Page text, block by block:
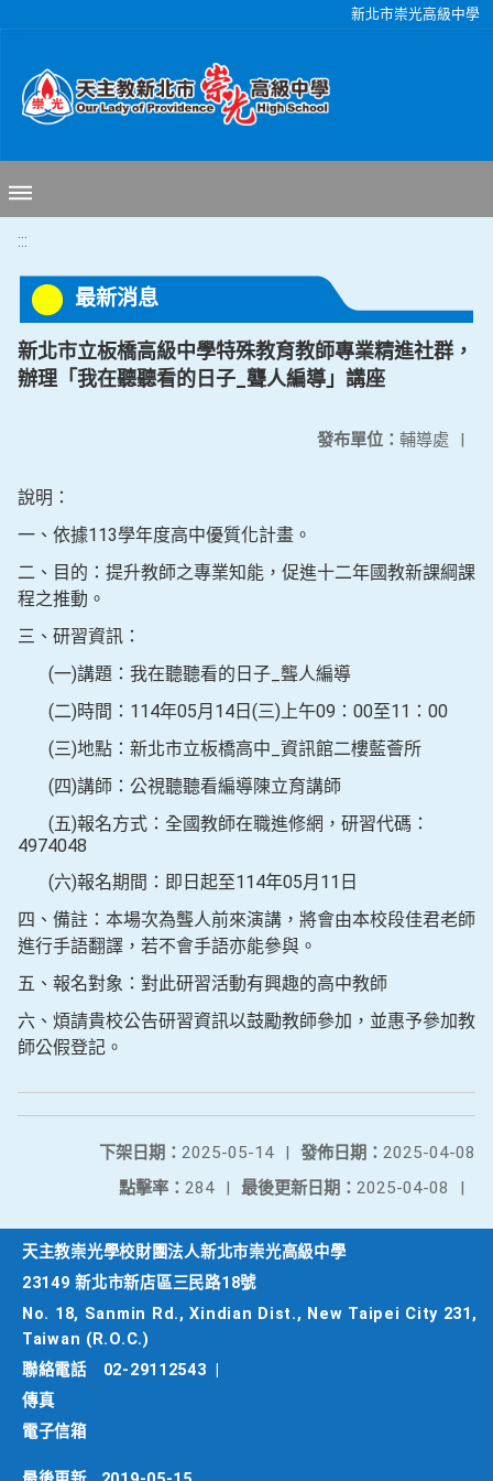
新北市崇光高級中學
:::
最新消息
新北市立板橋高級中學特殊教育教師專業精進社群，
辦理「我在聽聽看的日子_聾人編導」講座
發布單位： 輔導處 |
說明：
一、依據113學年度高中優質化計畫。
二、目的：提升教師之專業知能，促進十二年國教新課綱課
程之推動。
三、研習資訊：
(一)講題：我在聽聽看的日子_聾人編導
(二)時間：114年05月14日(三)上午09：00至11：00
(三)地點：新北市立板橋高中_資訊館二樓藍薈所
(四)講師：公視聽聽看編導陳立育講師
(五)報名方式：全國教師在職進修網，研習代碼：
4974048
(六)報名期間：即日起至114年05月11日
四、備註：本場次為聾人前來演講，將會由本校段佳君老師
進行手語翻譯，若不會手語亦能參與。
五、報名對象：對此研習活動有興趣的高中教師
六、煩請貴校公告研習資訊以鼓勵教師參加，並惠予參加教
師公假登記。
發佈日期： 2025-04-08
下架日期： 2025-05-14
|
最後更新日期： 2025-04-08 |
點擊率： 284 |
天主教崇光學校財團法人新北市崇光高級中學
23149 新北市新店區三民路18號
No. 18, Sanmin Rd., Xindian Dist., New Taipei City 231,
Taiwan (R.O.C.)
聯絡電話
02-29112543
傳真
電子信箱